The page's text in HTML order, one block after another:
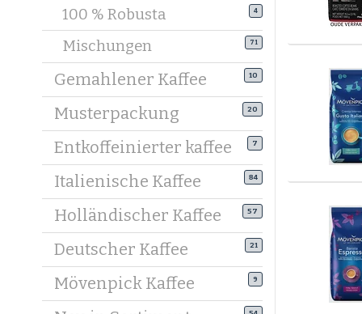
100 % Robusta 4
Mischungen 71
Gemahlener Kaffee 10
Musterpackung 20
Entkoffeinierter kaffee 7
Italienische Kaffee 84
Holländischer Kaffee 57
Deutscher Kaffee 21
Mövenpick Kaffee 9
und
Wie
Nur
So
findest